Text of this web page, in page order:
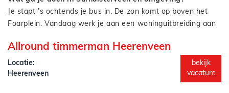
bos, duinen en een fijne werksfeer. In de werkweek verblijf
je op het eiland (goede huisvesting geregeld), in het
om even echt uit de drukte te stappen en je volledig op het
Je stapt ’s ochtends je bus in. De zon komt op boven het
Foarplein. Vandaag werk je aan een woninguitbreiding aan
een verbouwing in Boelenslaan,met uitzicht op de
weilanden richting Harkema.
Je werkt zelfstandig of samen met een collega, maar altijd
met precisie, plezier en vakmanschap. En het mooie? Je
Allround timmerman Heerenveen
Locatie:
Heerenveen
bekijk
vacature